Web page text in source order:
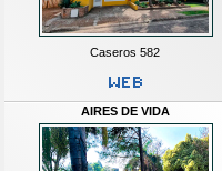
Caseros 582
AIRES DE VIDA